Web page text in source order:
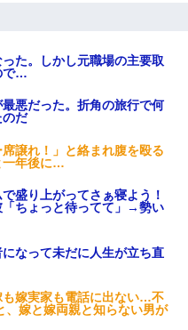
た。しかし元職場の主要取
で…
悪だった。折角の旅行で何
のだ
譲れ！」と絡まれ腹を殴る
一年後に…
盛り上がってさぁ寝よう！
ちょっと待ってて」→勢い
なって未だに人生が立ち直
も嫁実家も電話に出ない…不
嫁と嫁両親と知らない男が